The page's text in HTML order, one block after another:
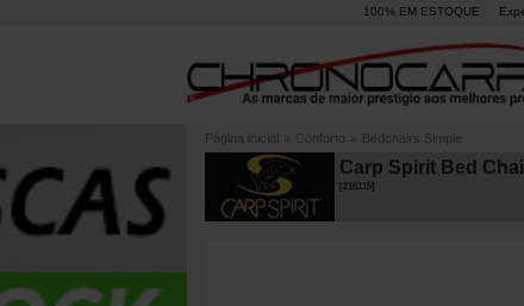
100% EM ESTOQUE
Página inicial » Conforto » Bedchairs Simple
Carp Spirit Bed
216115]